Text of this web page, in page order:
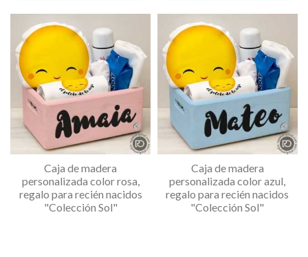
Caja de madera
personalizada color rosa,
regalo para recién nacidos
"Colección Sol"
Caja de madera
personalizada color azul,
regalo para recién nacidos
"Colección Sol"